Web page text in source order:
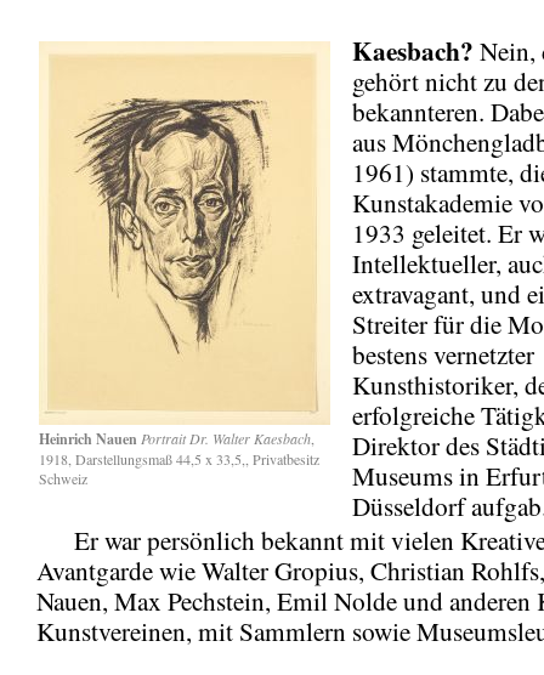
Heinrich Nauen Portrait Dr. Walter Kaesbach
1918, Darstellungsmaß 44,5 x 33,5,, Privatbesitz
Schweiz
Kaesbach? Nein,
gehört nicht zu
bekannteren.
aus
1961) stammte,
Kunstakademie
1933 geleitet. Er
Intellektueller,
extravagant, und
Streiter für die
bestens vernetzter
Kunsthistoriker,
erfolgreiche
Direktor des
Museums in
Düsseldorf
Er war persönlich bekannt mit vielen
Avantgarde wie Walter Gropius, Christian
Nauen, Max Pechstein, Emil Nolde und
Kunstvereinen, mit Sammlern sowie